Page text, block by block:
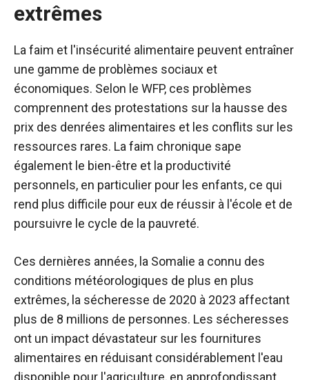
extrêmes
La faim et l'insécurité alimentaire peuvent entraîner
une gamme de problèmes sociaux et
économiques. Selon le WFP, ces problèmes
comprennent des protestations sur la hausse des
prix des denrées alimentaires et les conflits sur les
ressources rares. La faim chronique sape
également le bien-être et la productivité
personnels, en particulier pour les enfants, ce qui
rend plus difficile pour eux de réussir à l'école et de
poursuivre le cycle de la pauvreté.
Ces dernières années, la Somalie a connu des
conditions météorologiques de plus en plus
extrêmes, la sécheresse de 2020 à 2023 affectant
plus de 8 millions de personnes. Les sécheresses
ont un impact dévastateur sur les fournitures
alimentaires en réduisant considérablement l'eau
disponible pour l'agriculture, en approfondissant